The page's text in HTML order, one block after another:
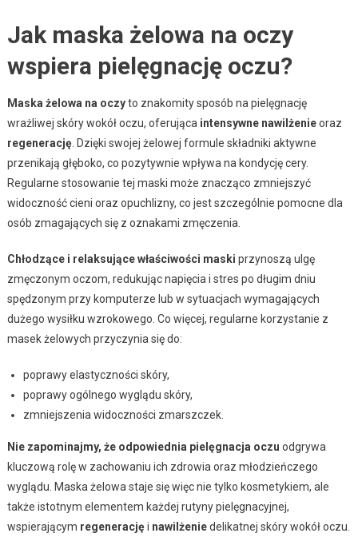
Jak maska żelowa na oczy
wspiera pielęgnację oczu?
Maska żelowa na oczyto znakomity sposób na pielęgnację
wrażliwej skóry wokół oczu, oferująca intensywne nawilżenieoraz
regenerację. Dzięki swojej żelowej formule składniki aktywne
przenikają głęboko, co pozytywnie wpływa na kondycję cery.
Regularne stosowanie tej maski może znacząco zmniejszyć
widoczność cieni oraz opuchlizny, co jest szczególnie pomocne dla
osób zmagających się z oznakami zmęczenia.
Chłodzące i relaksujące właściwości maski przynoszą ulgę
zmęczonym oczom, redukując napięcia i stres po długim dniu
spędzonym przy komputerze lub w sytuacjach wymagających
dużego wysiłku wzrokowego. Co więcej, regularne korzystanie z
masek żelowych przyczynia się do:
poprawy elastyczności skóry,
poprawy ogólnego wyglądu skóry,
zmniejszenia widoczności zmarszczek.
Nie zapominajmy, że odpowiednia pielęgnacja oczu odgrywa
kluczową rolę w zachowaniu ich zdrowia oraz młodzieńczego
wyglądu. Maska żelowa staje się więc nie tylko kosmetykiem, ale
także istotnym elementem każdej rutyny pielęgnacyjnej,
wspierającym regeneracjęi nawilżeniedelikatnej skóry wokół oczu.